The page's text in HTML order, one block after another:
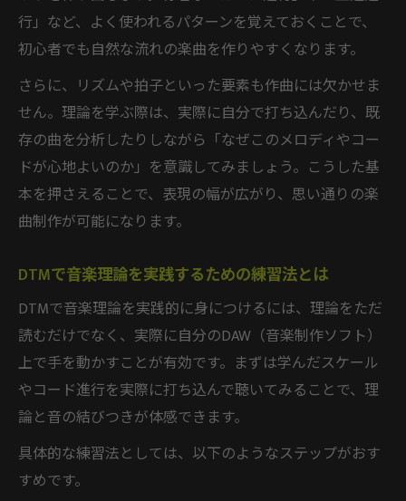
行」など、よく使われるパターンを覚えておくことで、
初心者でも自然な流れの楽曲を作りやすくなります。
さらに、リズムや拍子といった要素も作曲には欠かせま
せん。理論を学ぶ際は、実際に自分で打ち込んだり、既
存の曲を分析したりしながら「なぜこのメロディやコー
ドが心地よいのか」を意識してみましょう。こうした基
本を押さえることで、表現の幅が広がり、思い通りの楽
曲制作が可能になります。
DTMで音楽理論を実践するための練習法とは
DTMで音楽理論を実践的に身につけるには、理論をただ
読むだけでなく、実際に自分のDAW（音楽制作ソフト）
上で手を動かすことが有効です。まずは学んだスケール
やコード進行を実際に打ち込んで聴いてみることで、理
論と音の結びつきが体感できます。
具体的な練習法としては、以下のようなステップがおす
すめです。